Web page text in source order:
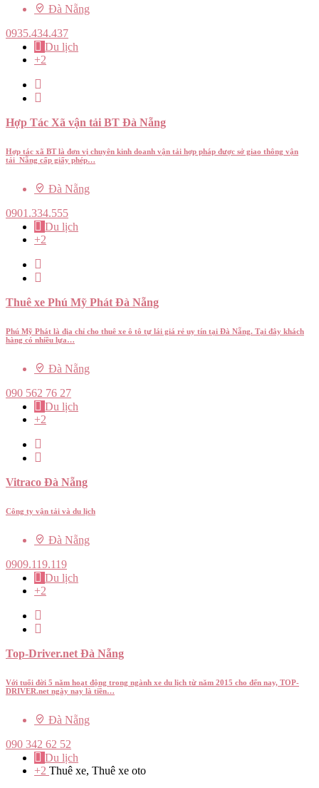
Đà Nẵng
0935.434.437
Du lịch
+2
Hợp Tác Xã vận tải BT Đà Nẵng
Hợp tác xã BT là đơn vị chuyên kinh doanh vận tải hợp pháp được sở giao thông vận
tải Nẵng cấp giấy phép…
Đà Nẵng
0901.334.555
Du lịch
+2
Thuê xe Phú Mỹ Phát Đà Nẵng
Phú Mỹ Phát là địa chỉ cho thuê xe ô tô tự lái giá rẻ uy tín tại Đà Nẵng. Tại đây khách
hàng có nhiều lựa…
Đà Nẵng
090 562 76 27
Du lịch
+2
Vitraco Đà Nẵng
Công ty vận tải và du lịch
Đà Nẵng
0909.119.119
Du lịch
+2
Top-Driver.net Đà Nẵng
Với tuổi đời 5 năm hoạt động trong ngành xe du lịch từ năm 2015 cho đến nay, TOP-
DRIVER.net ngày nay là tiền…
Đà Nẵng
090 342 62 52
Du lịch
+2 Thuê xe, Thuê xe oto